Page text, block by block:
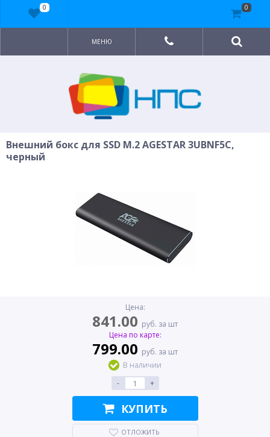
МЕНЮ
Внешний бокс для SSD M.2 AGESTAR 3UBNF5C,
черный
Цена:
841.00 руб. за шт
Цена по карте:
799.00 руб. за шт
В наличии
-
+
КУПИТЬ
ОТЛОЖИТЬ
0 0